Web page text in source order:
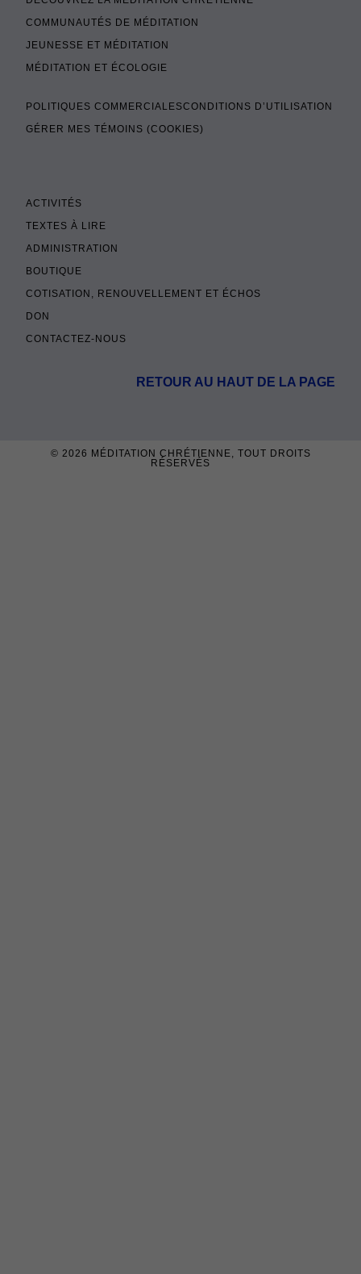
COMMUNAUTÉS DE MÉDITATION
JEUNESSE ET MÉDITATION
MÉDITATION ET ÉCOLOGIE
POLITIQUES COMMERCIALESCONDITIONS D’UTILISATION
GÉRER MES TÉMOINS (COOKIES)
ACTIVITÉS
TEXTES À LIRE
ADMINISTRATION
BOUTIQUE
COTISATION, RENOUVELLEMENT ET ÉCHOS
DON
CONTACTEZ-NOUS
RETOUR AU HAUT DE LA PAGE
© 2026 MÉDITATION CHRÉTIENNE , TOUT DROITS
RÉSERVÉS